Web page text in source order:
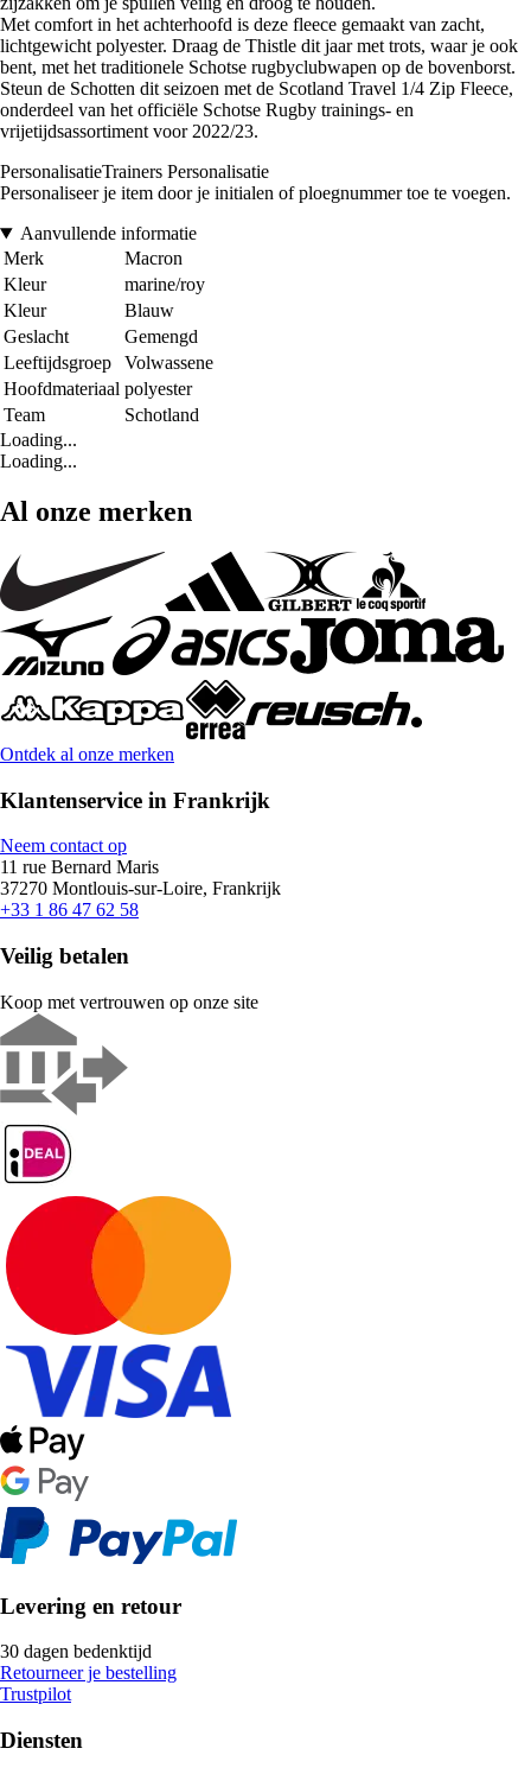
Met comfort in het achterhoofd is deze fleece gemaakt van zacht,
lichtgewicht polyester. Draag de Thistle dit jaar met trots, waar je ook
bent, met het traditionele Schotse rugbyclubwapen op de bovenborst.
Steun de Schotten dit seizoen met de Scotland Travel 1/4 Zip Fleece,
onderdeel van het officiële Schotse Rugby trainings- en
vrijetijdsassortiment voor 2022/23.
PersonalisatieTrainers Personalisatie
Personaliseer je item door je initialen of ploegnummer toe te voegen.
Aanvullende informatie
Merk
Macron
Kleur
marine/roy
Kleur
Blauw
Geslacht
Gemengd
Leeftijdsgroep
Volwassene
Hoofdmateriaal polyester
Team
Schotland
Loading...
Loading...
Al onze merken
Ontdek al onze merken
Klantenservice in Frankrijk
Neem contact op
11 rue Bernard Maris
37270 Montlouis-sur-Loire, Frankrijk
+33 1 86 47 62 58
Veilig betalen
Koop met vertrouwen op onze site
Levering en retour
30 dagen bedenktijd
Retourneer je bestelling
Trustpilot
Diensten